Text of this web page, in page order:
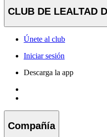
CLUB DE LEALTAD
Únete al club
Iniciar sesión
Descarga la app
Compañía